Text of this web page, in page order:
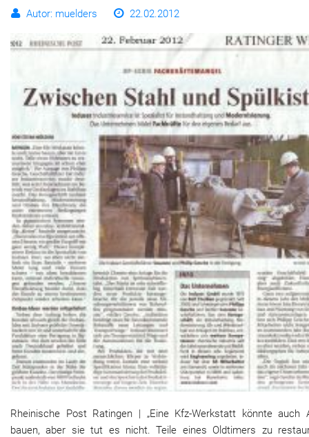
Autor: muelders 22.02.2012
Rheinische Post Ratingen | „Eine Kfz-Werkstatt könnte auch
bauen, aber sie tut es nicht. Teile eines Oldtimers zu